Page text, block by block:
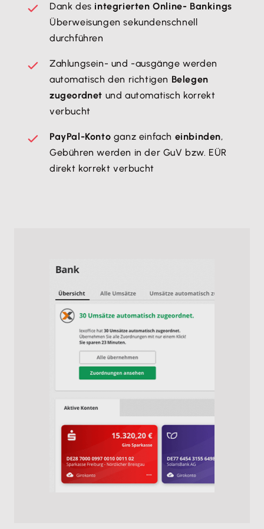
Dank des integrierten Online- Bankings
Überweisungen sekundenschnell
durchführen
Zahlungsein- und -ausgänge werden
automatisch den richtigen Belegen
zugeordnet und automatisch korrekt
verbucht
PayPal-Konto ganz einfach einbinden,
Gebühren werden in der GuV bzw. EÜR
direkt korrekt verbucht